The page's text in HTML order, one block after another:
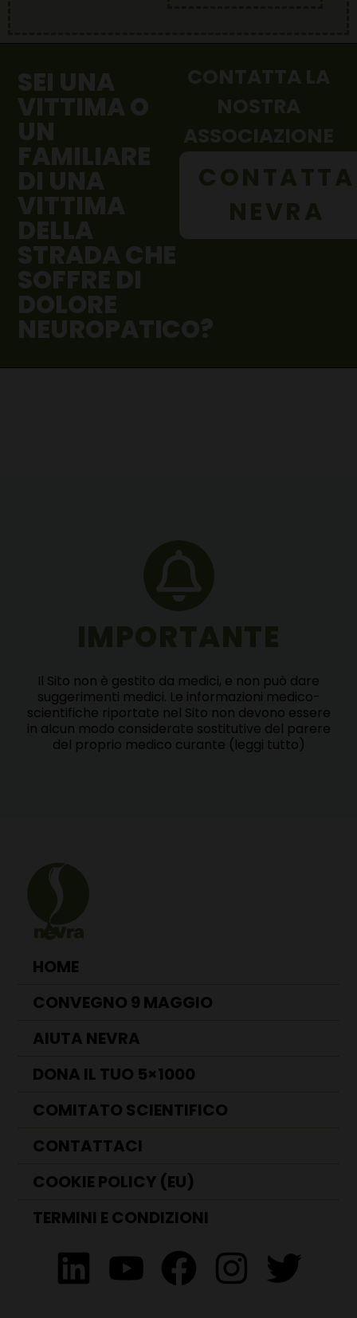
SEI UNA
VITTIMA O
UN
FAMILIARE
DI UNA
VITTIMA
DELLA
STRADA CHE
SOFFRE DI
DOLORE
NEUROPATICO?
CONTATTA LA
NOSTRA
ASSOCIAZIONE
CONTATTA
NEVRA
Il Sito non è gestito da medici, e non può dare
suggerimenti medici. Le informazioni medico-
scientifiche riportate nel Sito non devono essere
in alcun modo considerate sostitutive del parere
del proprio medico curante (leggi tutto)
HOME
CONVEGNO 9 MAGGIO
AIUTA NEVRA
DONA IL TUO 5×1000
COMITATO SCIENTIFICO
CONTATTACI
COOKIE POLICY (EU)
TERMINI E CONDIZIONI